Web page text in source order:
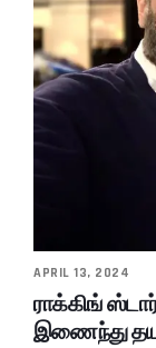
APRIL 13, 2024
ராக்கிங்
இணைந்து